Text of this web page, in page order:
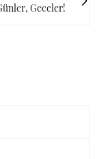
Geceler!